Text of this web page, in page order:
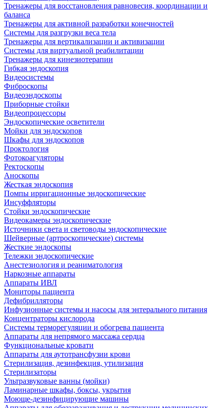
Тренажеры для восстановления равновесия, координации и
баланса
Тренажеры для активной разработки конечностей
Системы для разгрузки веса тела
Тренажеры для вертикализации и активизации
Системы для виртуальной реабилитации
Тренажеры для кинезиотерапии
Гибкая эндоскопия
Видеосистемы
Фиброскопы
Видеоэндоскопы
Приборные стойки
Видеопроцессоры
Эндоскопические осветители
Мойки для эндоскопов
Шкафы для эндоскопов
Проктология
Фотокоагуляторы
Ректоскопы
Аноскопы
Жесткая эндоскопия
Помпы ирригационные эндоскопические
Инсуффляторы
Стойки эндоскопические
Видеокамеры эндоскопические
Источники света и световоды эндоскопические
Шейверные (артроскопические) системы
Жесткие эндоскопы
Тележки эндоскопические
Анестезиология и реаниматология
Наркозные аппараты
Аппараты ИВЛ
Мониторы пациента
Дефибрилляторы
Инфузионные системы и насосы для энтерального питания
Концентраторы кислорода
Системы терморегуляции и обогрева пациента
Аппараты для непрямого массажа сердца
Функциональные кровати
Аппараты для аутотрансфузии крови
Стерилизация, дезинфекция, утилизация
Стерилизаторы
Ультразвуковые ванны (мойки)
Ламинарные шкафы, боксы, укрытия
Моюще-дезинфицирующие машины